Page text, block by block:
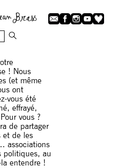
! Nous
(et même
ont
vous été
effrayé,
vous ?
de partager
et de les
associations
politiques, au
entendre !